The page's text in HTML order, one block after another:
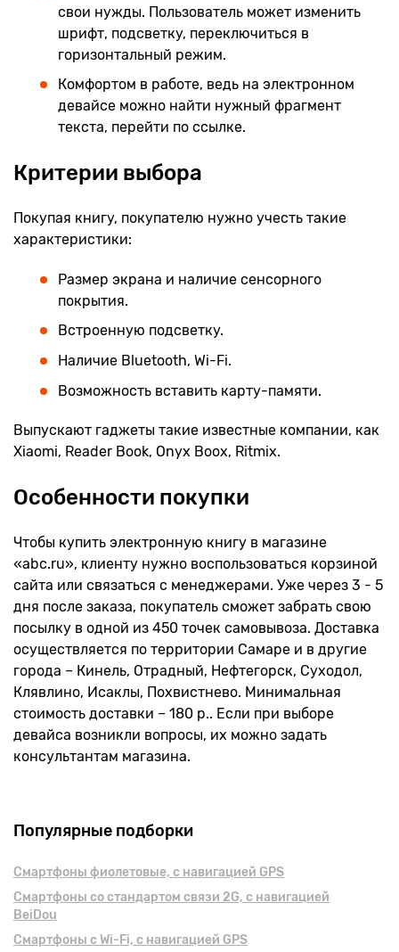
свои нужды. Пользователь может изменить
шрифт, подсветку, переключиться в
горизонтальный режим.
Комфортом в работе, ведь на электронном
девайсе можно найти нужный фрагмент
текста, перейти по ссылке.
Критерии выбора
Покупая книгу, покупателю нужно учесть такие
характеристики:
Размер экрана и наличие сенсорного
покрытия.
Встроенную подсветку.
Наличие Bluetooth, Wi-Fi.
Возможность вставить карту-памяти.
Выпускают гаджеты такие известные компании, как
Xiaomi, Reader Book, Onyx Boox, Ritmix.
Особенности покупки
Чтобы купить электронную книгу в магазине
«abc.ru», клиенту нужно воспользоваться корзиной
сайта или связаться с менеджерами. Уже через 3 - 5
дня после заказа, покупатель сможет забрать свою
посылку в одной из 450 точек самовывоза. Доставка
осуществляется по территории Самаре и в другие
города – Кинель, Отрадный, Нефтегорск, Суходол,
Клявлино, Исаклы, Похвистнево. Минимальная
стоимость доставки – 180 р.. Если при выборе
девайса возникли вопросы, их можно задать
консультантам магазина.
Популярные подборки
Смартфоны фиолетовые, с навигацией GPS
Смартфоны cо стандартом связи 2G, с навигацией
BeiDou
Смартфоны с Wi-Fi, с навигацией GPS